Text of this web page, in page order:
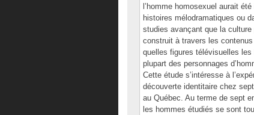
l’homme homosexuel aurait
histoires mélodramatiques ou
studies avançant que la
construit à travers les
quelles figures télévisuelles
plupart des personnages
Cette étude s’intéresse à
découverte identitaire chez
au Québec. Au terme de sept
les hommes étudiés se sont